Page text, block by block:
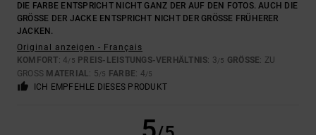
DIE FARBE ENTSPRICHT NICHT GANZ DER AUF DEN FOTOS. AUCH DIE
GRÖSSE DER JACKE ENTSPRICHT NICHT DER GRÖSSE FRÜHERER JA
CKEN.
Original anzeigen - Français
KOMFORT: 4/5 PREIS-LEISTUNGS-VERHÄLTNIS: 3/5 GRÖSSE : ZU
GROSS MATERIAL: 5/5 FARBE: 4/5
ICH EMPFEHLE DIESES PRODUKT